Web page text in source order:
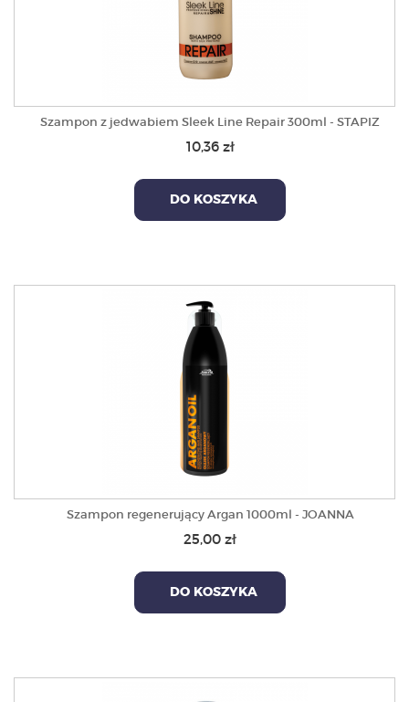
Szampon z jedwabiem Sleek Line Repair 300ml - STAPIZ
10,36 zł
DO KOSZYKA
Szampon regenerujący Argan 1000ml - JOANNA
25,00 zł
DO KOSZYKA